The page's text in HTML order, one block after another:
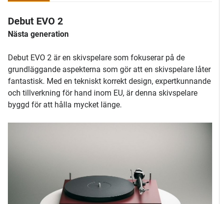
Debut EVO 2
Nästa generation
Debut EVO 2 är en skivspelare som fokuserar på de
grundläggande aspekterna som gör att en skivspelare låter
fantastisk. Med en tekniskt korrekt design, expertkunnande
och tillverkning för hand inom EU, är denna skivspelare
byggd för att hålla mycket länge.